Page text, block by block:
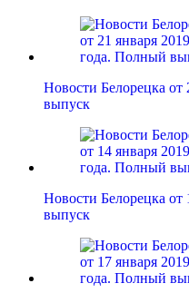
Новости Белорецка
выпуск
Новости Белорецка
выпуск